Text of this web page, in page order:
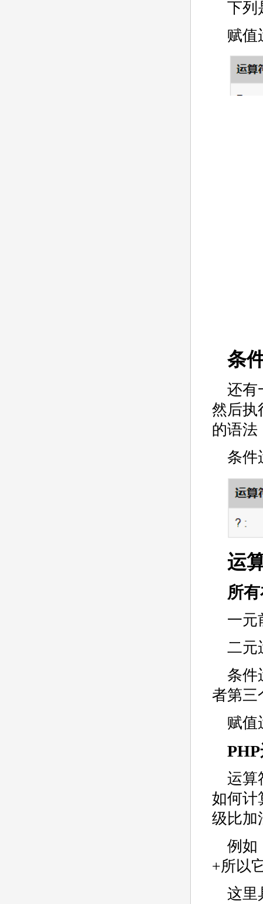
下列
赋值
条
还有
然后执
的语法
条件
运
所
一元
二元
条件
者第三
赋值
运算
如何计
级比加
例如
+所以
这里